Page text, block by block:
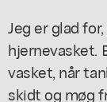
Jeg er glad
hjernevasket.
vasket, når
skidt og møg